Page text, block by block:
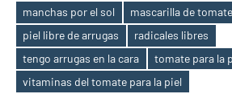
manchas por el sol
mascarilla de
piel libre de arrugas
radicales libres
tengo arrugas en la cara
tomate para la
vitaminas del tomate para la piel